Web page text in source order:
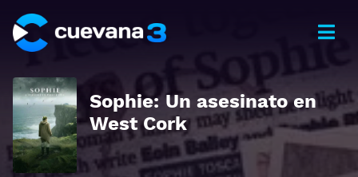
Sophie: Un asesinato en
West Cork